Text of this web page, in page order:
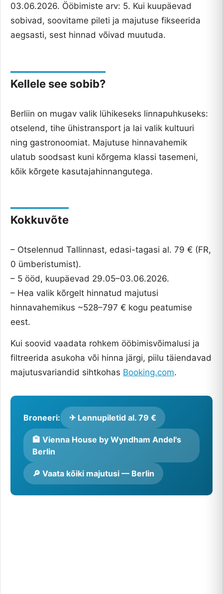
03.06.2026. Ööbimiste arv: 5. Kui kuupäevad
sobivad, soovitame pileti ja majutuse fikseerida
aegsasti, sest hinnad võivad muutuda.
Kellele see sobib?
Berliin on mugav valik lühikeseks linnapuhkuseks:
otselend, tihe ühistransport ja lai valik kultuuri
ning gastronoomiat. Majutuse hinnavahemik
ulatub soodsast kuni kõrgema klassi tasemeni,
kõik kõrgete kasutajahinnangutega.
Kokkuvõte
– Otselennud Tallinnast, edasi-tagasi al. 79 € (FR,
0 ümberistumist).
– 5 ööd, kuupäevad 29.05–03.06.2026.
– Hea valik kõrgelt hinnatud majutusi
hinnavahemikus ~528–797 € kogu peatumise
eest.
Kui soovid vaadata rohkem ööbimisvõimalusi ja
filtreerida asukoha või hinna järgi, piilu täiendavad
majutusvariandid sihtkohas Booking.com.
Broneeri: ✈ Lennupiletid al. 79 €
🏨 Vienna House by Wyndham Andel's
Berlin
🔎 Vaata kõiki majutusi — Berlin